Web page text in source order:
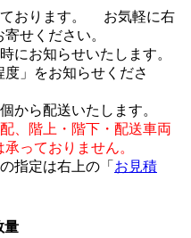
ております。 お気軽に右
寄せください。
にお知らせいたします。
度」をお知らせくださ
から配送いたします。
、階上・階下・配送車両
っておりません。
指定は右上の「 お見積
量